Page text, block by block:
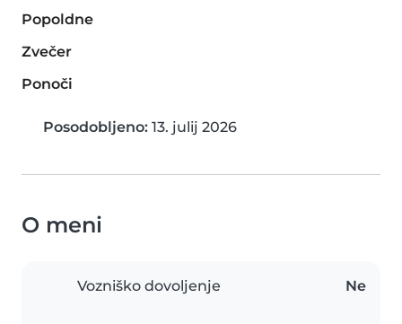
Popoldne
Zvečer
Ponoči
Posodobljeno: 13. julij 2026
O meni
Vozniško dovoljenje Ne